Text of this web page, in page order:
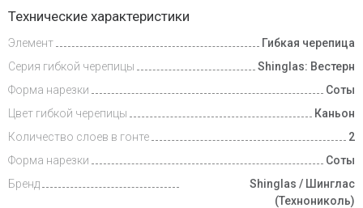
Видеообзоры
Доставка
Технические характеристики
Элемент
Гибкая черепица
Серия гибкой черепицы
Shinglas: Вестерн
Форма нарезки
Соты
Цвет гибкой черепицы
Каньон
Количество слоев в гонте
2
Форма нарезки
Соты
Бренд
Shinglas / Шинглас
(Технониколь)